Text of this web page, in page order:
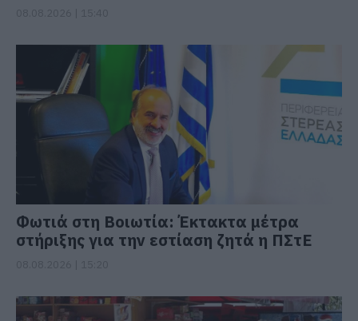
Φωτιά στη Βοιωτία: Έκτακτα μέτρα
στήριξης για την εστίαση ζητά η ΠΣτΕ